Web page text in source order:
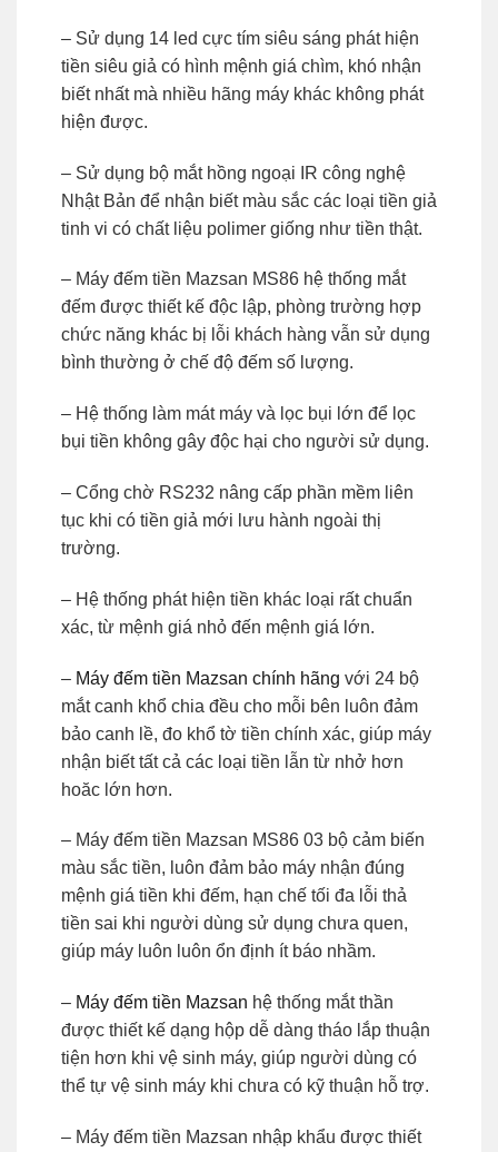
– Sử dụng 14 led cực tím siêu sáng phát hiện
tiền siêu giả có hình mệnh giá chìm, khó nhận
biết nhất mà nhiều hãng máy khác không phát
hiện được.
– Sử dụng bộ mắt hồng ngoại IR công nghệ
Nhật Bản để nhận biết màu sắc các loại tiền giả
tinh vi có chất liệu polimer giống như tiền thật.
– Máy đếm tiền Mazsan MS86 hệ thống mắt
đếm được thiết kế độc lập, phòng trường hợp
chức năng khác bị lỗi khách hàng vẫn sử dụng
bình thường ở chế độ đếm số lượng.
– Hệ thống làm mát máy và lọc bụi lớn để lọc
bụi tiền không gây độc hại cho người sử dụng.
– Cổng chờ RS232 nâng cấp phần mềm liên
tục khi có tiền giả mới lưu hành ngoài thị
trường.
– Hệ thống phát hiện tiền khác loại rất chuẩn
xác, từ mệnh giá nhỏ đến mệnh giá lớn.
– Máy đếm tiền Mazsan chính hãng với 24 bộ
mắt canh khổ chia đều cho mỗi bên luôn đảm
bảo canh lề, đo khổ tờ tiền chính xác, giúp máy
nhận biết tất cả các loại tiền lẫn từ nhở hơn
hoăc lớn hơn.
– Máy đếm tiền Mazsan MS86 03 bộ cảm biến
màu sắc tiền, luôn đảm bảo máy nhận đúng
mệnh giá tiền khi đếm, hạn chế tối đa lỗi thả
tiền sai khi người dùng sử dụng chưa quen,
giúp máy luôn luôn ổn định ít báo nhầm.
– Máy đếm tiền Mazsan hệ thống mắt thần
được thiết kế dạng hộp dễ dàng tháo lắp thuận
tiện hơn khi vệ sinh máy, giúp người dùng có
thể tự vệ sinh máy khi chưa có kỹ thuận hỗ trợ.
– Máy đếm tiền Mazsan nhập khẩu được thiết